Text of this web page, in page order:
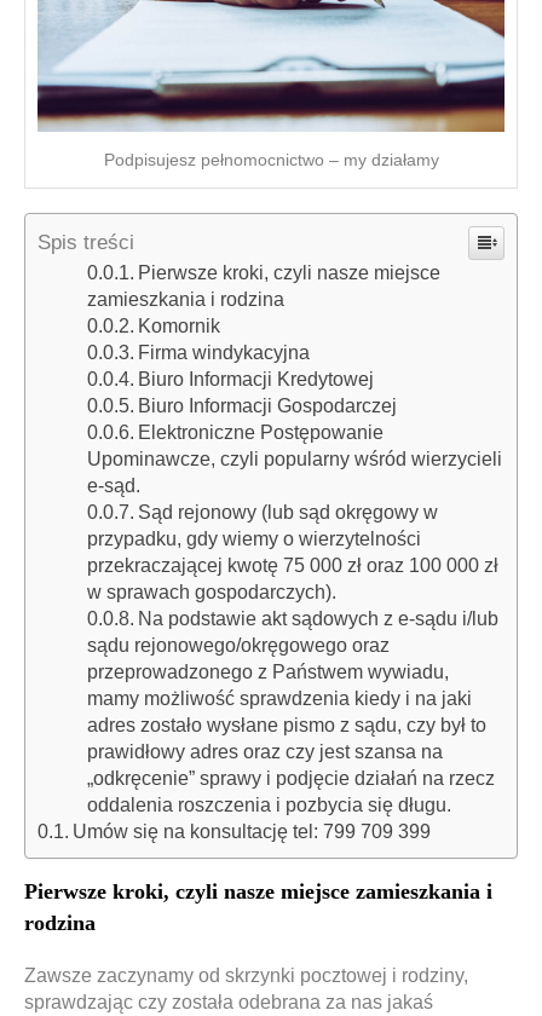
Podpisujesz pełnomocnictwo – my działamy
Spis treści
Pierwsze kroki, czyli nasze miejsce
zamieszkania i rodzina
Komornik
Firma windykacyjna
Biuro Informacji Kredytowej
Biuro Informacji Gospodarczej
Elektroniczne Postępowanie
Upominawcze, czyli popularny wśród wierzycieli
e-sąd.
Sąd rejonowy (lub sąd okręgowy w
przypadku, gdy wiemy o wierzytelności
przekraczającej kwotę 75 000 zł oraz 100 000 zł
w sprawach gospodarczych).
Na podstawie akt sądowych z e-sądu i/lub
sądu rejonowego/okręgowego oraz
przeprowadzonego z Państwem wywiadu,
mamy możliwość sprawdzenia kiedy i na jaki
adres zostało wysłane pismo z sądu, czy był to
prawidłowy adres oraz czy jest szansa na
„odkręcenie” sprawy i podjęcie działań na rzecz
oddalenia roszczenia i pozbycia się długu.
Umów się na konsultację tel: 799 709 399
Pierwsze kroki, czyli nasze miejsce zamieszkania i
rodzina
Zawsze zaczynamy od skrzynki pocztowej i rodziny,
sprawdzając czy została odebrana za nas jakaś